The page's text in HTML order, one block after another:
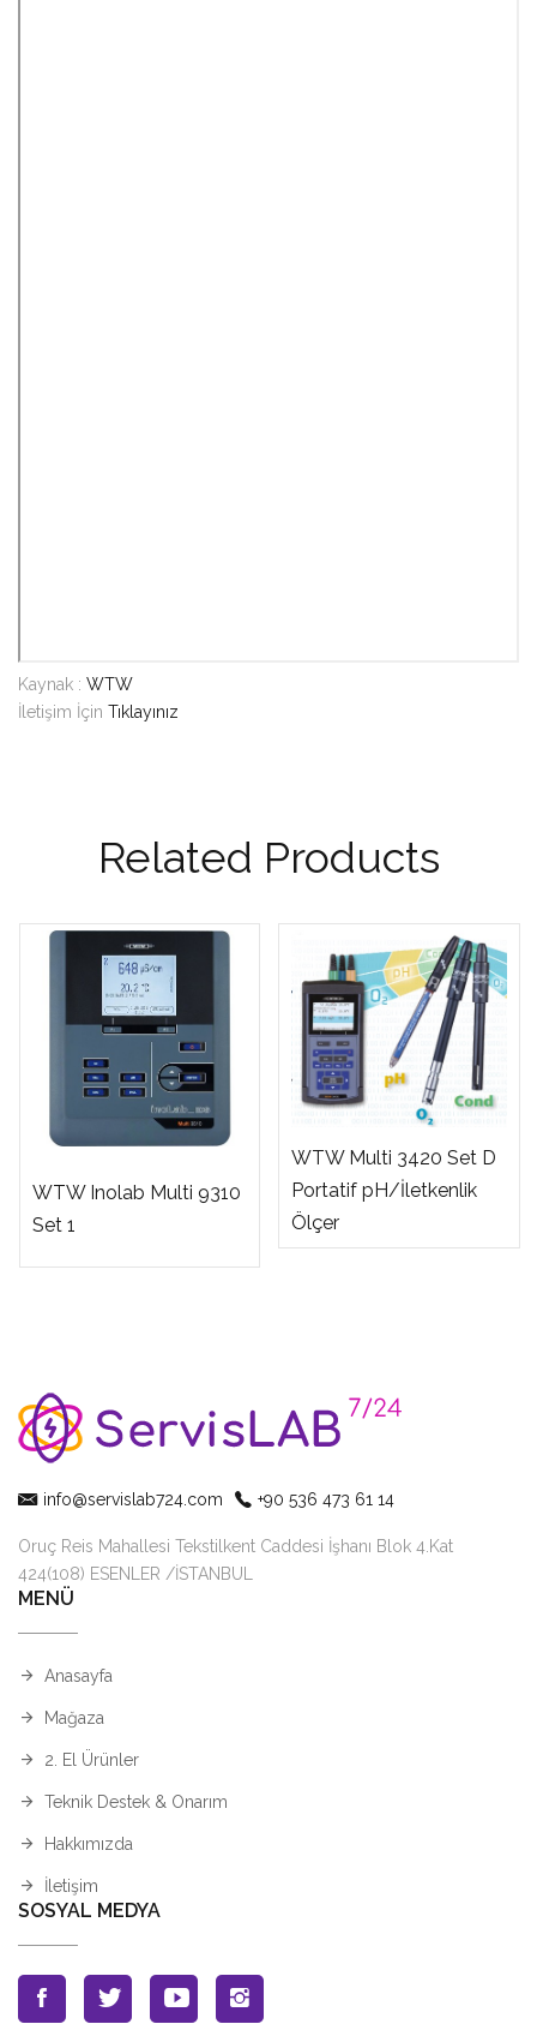
Kaynak : WTW
İletişim İçin Tıklayınız
Related Products
WTW Inolab Multi 9310
Set 1
WTW Multi 3420 Set D
Portatif pH/İletkenlik
Ölçer
info@servislab724.com +90 536 473 61 14
Oruç Reis Mahallesi Tekstilkent Caddesi İşhanı Blok 4.Kat
424(108) ESENLER /İSTANBUL
MENÜ
Anasayfa
Mağaza
2. El Ürünler
Teknik Destek & Onarım
Hakkımızda
İletişim
SOSYAL MEDYA